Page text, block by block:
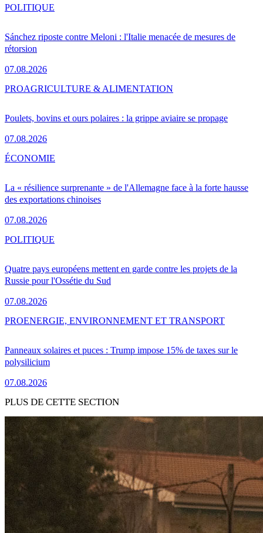
Sánchez riposte contre Meloni : l'Italie menacée de mesures de
rétorsion
07.08.2026
POLITIQUE
Poulets, bovins et ours polaires : la grippe aviaire se propage
07.08.2026
PROAGRICULTURE & ALIMENTATION
La « résilience surprenante » de l'Allemagne face à la forte hausse
des exportations chinoises
07.08.2026
ÉCONOMIE
Quatre pays européens mettent en garde contre les projets de la
Russie pour l'Ossétie du Sud
07.08.2026
POLITIQUE
Panneaux solaires et puces : Trump impose 15% de taxes sur le
polysilicium
07.08.2026
PROENERGIE, ENVIRONNEMENT ET TRANSPORT
PLUS DE CETTE SECTION